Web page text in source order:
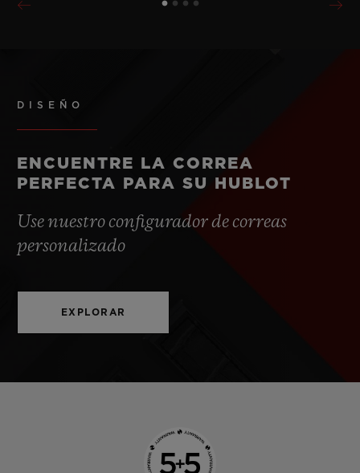
DISEÑO
ENCUENTRE LA CORREA
PERFECTA PARA SU HUBLOT
Use nuestro configurador de correas
personalizado
EXPLORAR